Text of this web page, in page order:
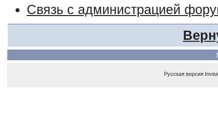
Связь с администрацией
Русская версия